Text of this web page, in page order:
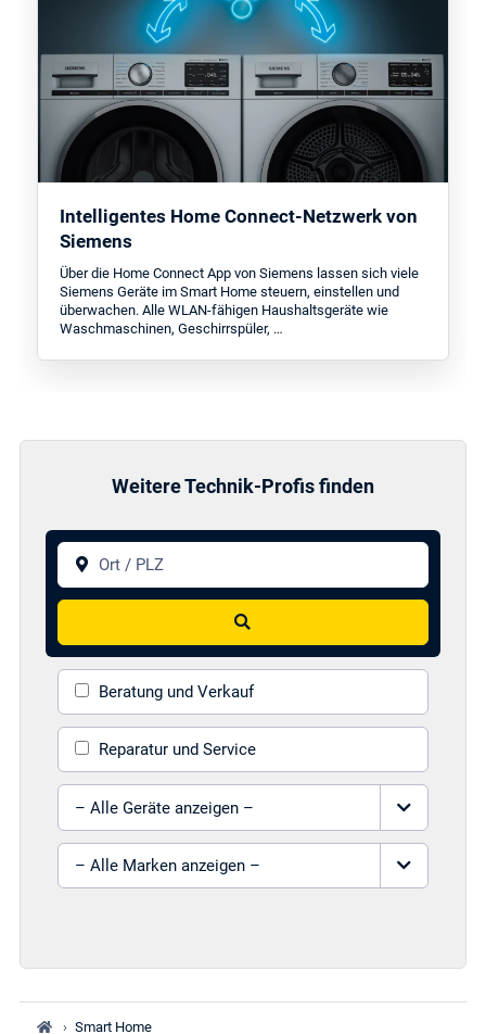
Intelligentes Home Connect-Netzwerk von
Siemens
Über die Home Connect App von Siemens lassen sich viele
Siemens Geräte im Smart Home steuern, einstellen und
überwachen. Alle WLAN-fähigen Haushaltsgeräte wie
Waschmaschinen, Geschirrspüler, …
Weitere Technik-Profis finden
Ort / PLZ
Suchen
Beratung und Verkauf
Reparatur und Service
Gerät auswählen
Marke auswählen
› Smart Home